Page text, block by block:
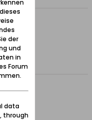
in
der
und
in
Forum
data
through